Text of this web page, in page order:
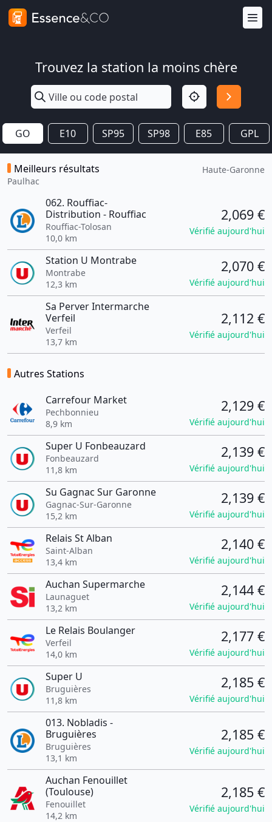
Trouvez la station la moins chère
GO E10 SP95 SP98 E85 GPL
Meilleurs résultats
Paulhac
Haute-Garonne
062. Rouffiac-
Distribution - Rouffiac
Rouffiac-Tolosan
10,0 km
2,069 €
Vérifié aujourd'hui
Station U Montrabe
Montrabe
12,3 km
2,070 €
Vérifié aujourd'hui
Sa Perver Intermarche
Verfeil
Verfeil
13,7 km
2,112 €
Vérifié aujourd'hui
Autres Stations
Carrefour Market
Pechbonnieu
8,9 km
2,129 €
Vérifié aujourd'hui
Super U Fonbeauzard
Fonbeauzard
11,8 km
2,139 €
Vérifié aujourd'hui
Su Gagnac Sur Garonne
Gagnac-Sur-Garonne
15,2 km
2,139 €
Vérifié aujourd'hui
Relais St Alban
Saint-Alban
13,4 km
2,140 €
Vérifié aujourd'hui
Auchan Supermarche
Launaguet
13,2 km
2,144 €
Vérifié aujourd'hui
Le Relais Boulanger
Verfeil
14,0 km
2,177 €
Vérifié aujourd'hui
Super U
Bruguières
11,8 km
2,185 €
Vérifié aujourd'hui
013. Nobladis -
Bruguières
Bruguières
13,1 km
2,185 €
Vérifié aujourd'hui
Auchan Fenouillet
(Toulouse)
Fenouillet
14,2 km
2,185 €
Vérifié aujourd'hui